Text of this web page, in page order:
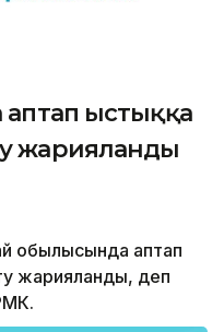
аптап ыстыққа
жарияланды
обылысында аптап
жарияланды, деп